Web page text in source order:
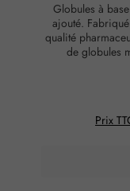
Globules à
ajouté.
qualité
de globules
Prix